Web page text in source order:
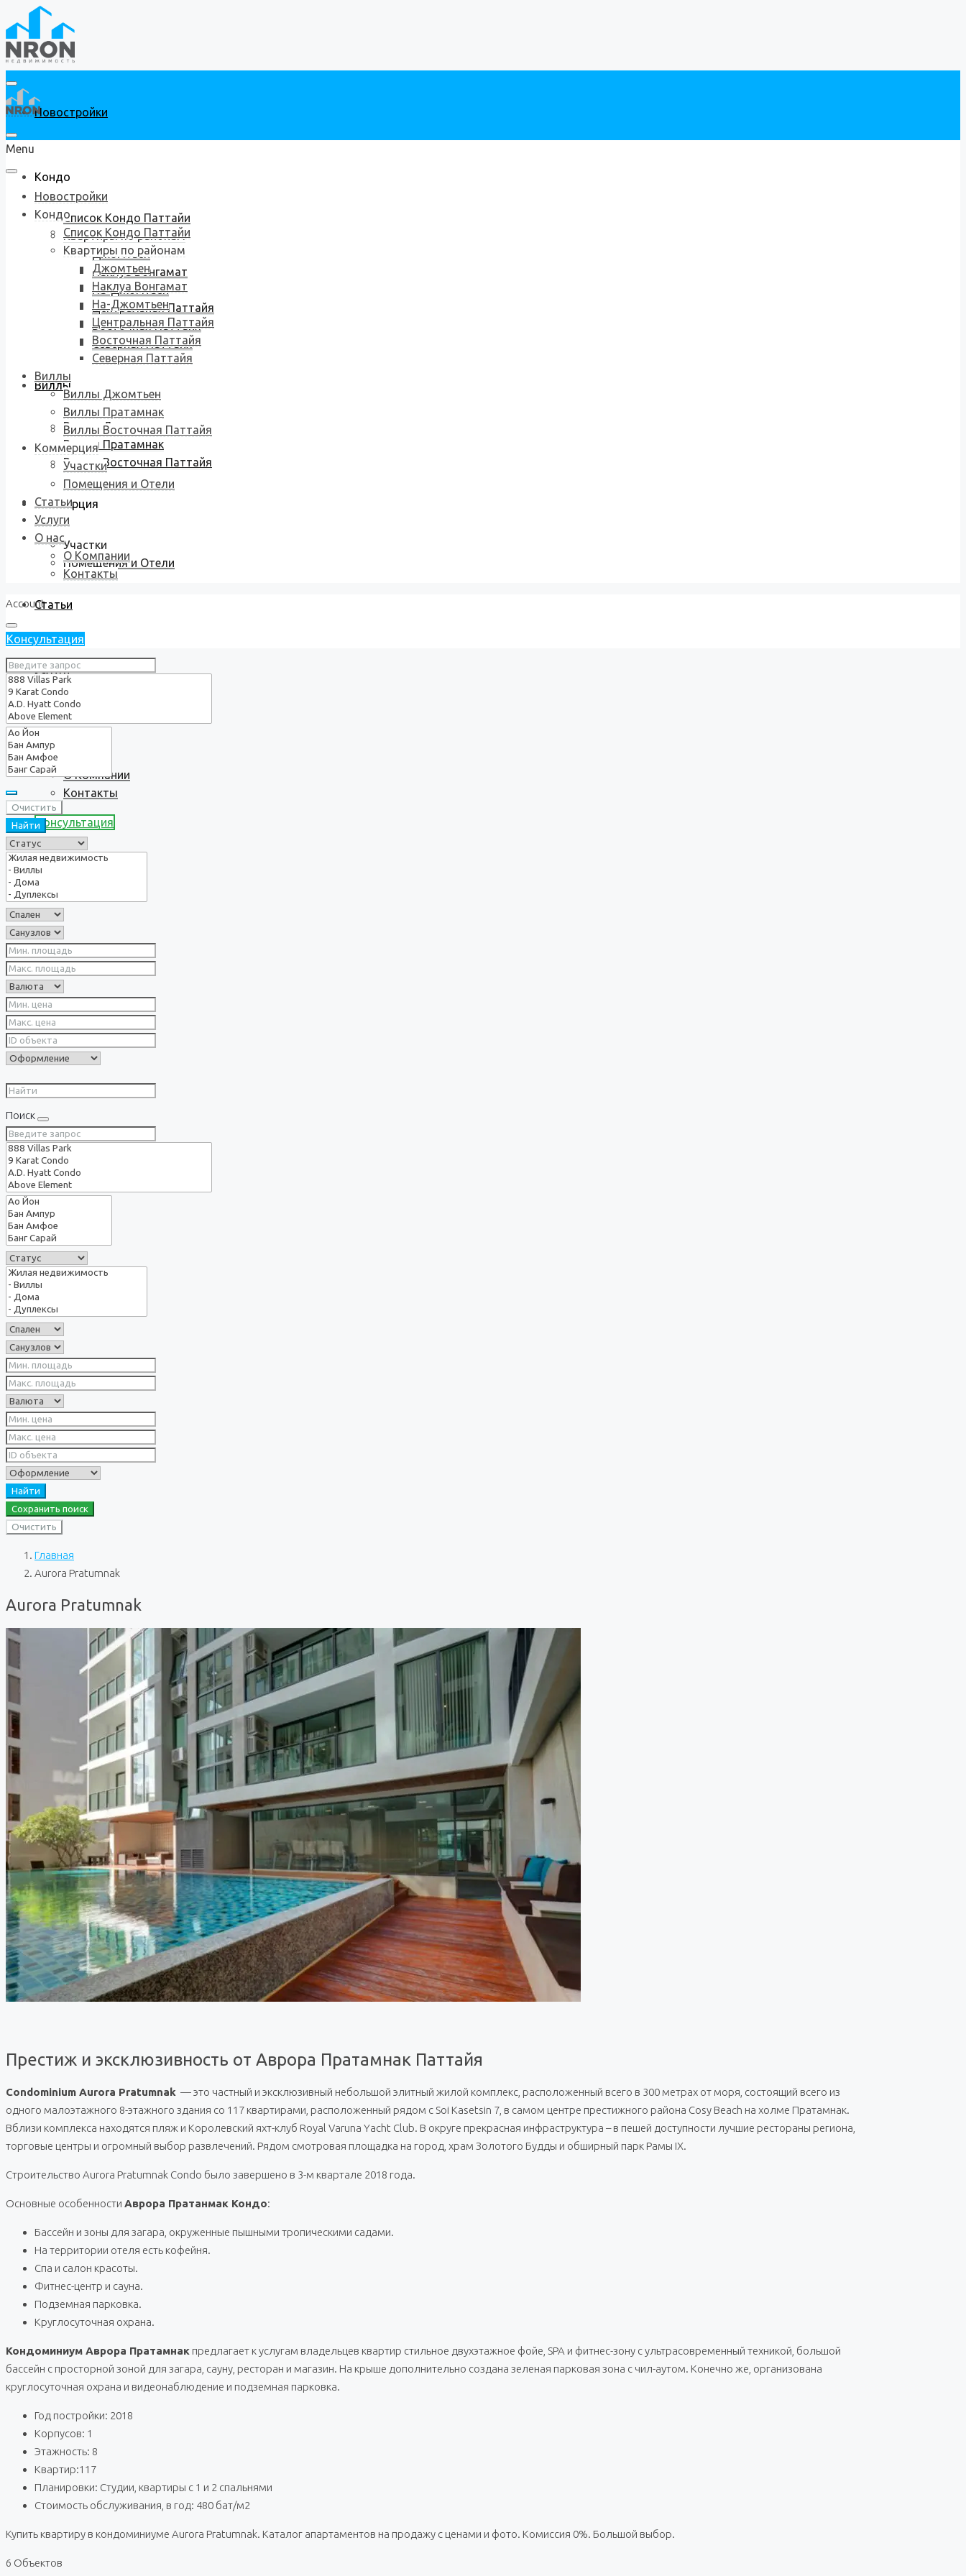
Новостройки
Кондо
Список Кондо Паттайи
Квартиры по районам
Джомтьен
Наклуа Вонгамат
На-Джомтьен
Центральная Паттайя
Восточная Паттайя
Северная Паттайя
Виллы
Виллы Джомтьен
Виллы Пратамнак
Виллы Восточная Паттайя
Коммерция
Участки
Помещения и Отели
Статьи
Услуги
О нас
О Компании
Контакты
Консультация
Menu
Новостройки
Кондо
Список Кондо Паттайи
Квартиры по районам
Джомтьен
Наклуа Вонгамат
На-Джомтьен
Центральная Паттайя
Восточная Паттайя
Северная Паттайя
Виллы
Виллы Джомтьен
Виллы Пратамнак
Виллы Восточная Паттайя
Коммерция
Участки
Помещения и Отели
Статьи
Услуги
О нас
О Компании
Контакты
Account
Консультация
Очистить
Найти
Поиск
Найти
Сохранить поиск
Очистить
Главная
Aurora Pratumnak
Aurora Pratumnak
Престиж и эксклюзивность от Аврора Пратамнак Паттайя
Condominium Aurora Pratumnak — это частный и эксклюзивный небольшой элитный жилой комплекс, расположенный всего в 300 метрах от моря, состоящий всего из
одного малоэтажного 8-этажного здания со 117 квартирами, расположенный рядом с Soi Kasetsin 7, в самом центре престижного района Cosy Beach на холме Пратамнак.
Вблизи комплекса находятся пляж и Королевский яхт-клуб Royal Varuna Yacht Club. В округе прекрасная инфраструктура – в пешей доступности лучшие рестораны региона,
торговые центры и огромный выбор развлечений. Рядом смотровая площадка на город, храм Золотого Будды и обширный парк Рамы IX.
Строительство Aurora Pratumnak Condo было завершено в 3-м квартале 2018 года.
Основные особенности Аврора Пратанмак Кондо:
Бассейн и зоны для загара, окруженные пышными тропическими садами.
На территории отеля есть кофейня.
Спа и салон красоты.
Фитнес-центр и сауна.
Подземная парковка.
Круглосуточная охрана.
Кондоминиум Аврора Пратамнак предлагает к услугам владельцев квартир стильное двухэтажное фойе, SPA и фитнес-зону с ультрасовременный техникой, большой
бассейн с просторной зоной для загара, сауну, ресторан и магазин. На крыше дополнительно создана зеленая парковая зона с чил-аутом. Конечно же, организована
круглосуточная охрана и видеонаблюдение и подземная парковка.
Год постройки: 2018
Корпусов: 1
Этажность: 8
Квартир:117
Планировки: Студии, квартиры с 1 и 2 спальнями
Стоимость обслуживания, в год: 480 бат/м2
Купить квартиру в кондоминиуме Aurora Pratumnak. Каталог апартаментов на продажу с ценами и фото. Комиссия 0%. Большой выбор.
6 Объектов